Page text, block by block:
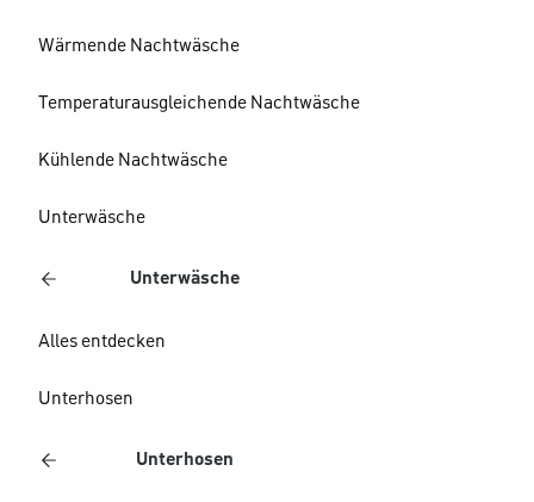
Wärmende Nachtwäsche
Temperaturausgleichende Nachtwäsche
Kühlende Nachtwäsche
Unterwäsche
Unterwäsche
Alles entdecken
Unterhosen
Unterhosen